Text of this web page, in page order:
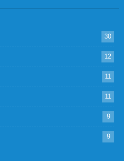
30
12
11
11
9
9